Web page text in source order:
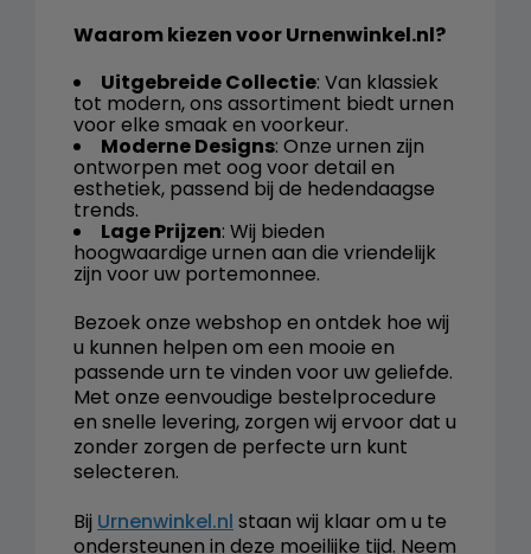
Waarom kiezen voor Urnenwinkel.nl?
Uitgebreide Collectie: Van klassiek
tot modern, ons assortiment biedt urnen
voor elke smaak en voorkeur.
Moderne Designs: Onze urnen zijn
ontworpen met oog voor detail en
esthetiek, passend bij de hedendaagse
trends.
Lage Prijzen: Wij bieden
hoogwaardige urnen aan die vriendelijk
zijn voor uw portemonnee.
Bezoek onze webshop en ontdek hoe wij
u kunnen helpen om een mooie en
passende urn te vinden voor uw geliefde.
Met onze eenvoudige bestelprocedure
en snelle levering, zorgen wij ervoor dat u
zonder zorgen de perfecte urn kunt
selecteren.
Bij Urnenwinkel.nl staan wij klaar om u te
ondersteunen in deze moeilijke tijd. Neem